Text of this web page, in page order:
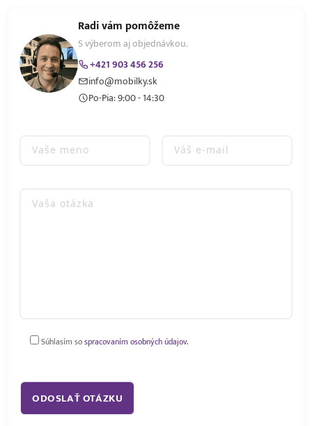
Radi vám pomôžeme
S výberom aj objednávkou.
+421 903 456 256
info@mobilky.sk
Po-Pia: 9:00 - 14:30
Súhlasím sospracovaním osobných údajov.